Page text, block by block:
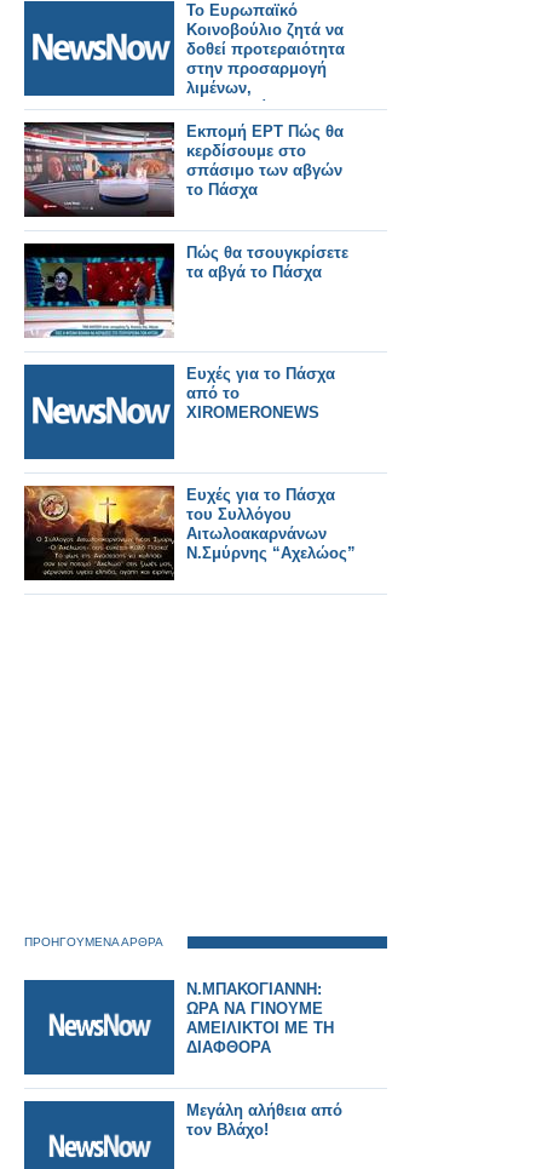
Το Ευρωπαϊκό
Κοινοβούλιο ζητά να
δοθεί προτεραιότητα
στην προσαρμογή
λιμένων,
αεροδρομίων και
σιδηροδρόμων για
στρατιωτική χρήση.
Εκπομή ΕΡΤ Πώς θα
κερδίσουμε στο
σπάσιμο των αβγών
το Πάσχα
Πώς θα τσουγκρίσετε
τα αβγά το Πάσχα
Ευχές για το Πάσχα
από το
XIROMERONEWS
Ευχές για το Πάσχα
του Συλλόγου
Αιτωλοακαρνάνων
Ν.Σμύρνης “Αχελώος”
ΠΡΟΗΓΟΥΜΕΝΑ ΑΡΘΡΑ
Ν.ΜΠΑΚΟΓΙΑΝΝΗ:
ΩΡΑ ΝΑ ΓΙΝΟΥΜΕ
ΑΜΕΙΛΙΚΤΟΙ ΜΕ ΤΗ
ΔΙΑΦΘΟΡΑ
Μεγάλη αλήθεια από
τον Βλάχο!